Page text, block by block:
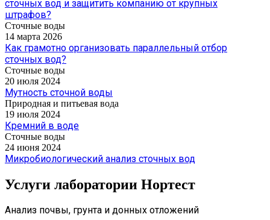
сточных вод и защитить компанию от крупных
штрафов?
Сточные воды
14 марта 2026
Как грамотно организовать параллельный отбор
сточных вод?
Сточные воды
20 июля 2024
Мутность сточной воды
Природная и питьевая вода
19 июля 2024
Кремний в воде
Сточные воды
24 июня 2024
Микробиологический анализ сточных вод
Услуги лаборатории Нортест
Анализ почвы, грунта и донных отложений